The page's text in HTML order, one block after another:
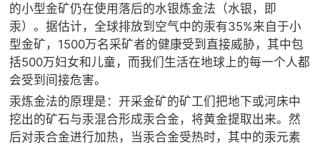
的小型金矿仍在使用落后的水银炼金法（水银，即
汞）。据估计，全球排放到空气中的汞有35%来自于小
型金矿，1500万名采矿者的健康受到直接威胁，其中包
括500万妇女和儿童，而我们生活在地球上的每一个人都
会受到间接危害。
汞炼金法的原理是：开采金矿的矿工们把地下或河床中
挖出的矿石与汞混合形成汞合金，将黄金提取出来。然
后对汞合金进行加热，当汞合金受热时，其中的汞元素
 关于金鹏
发展历程
企业文化
 联系我们